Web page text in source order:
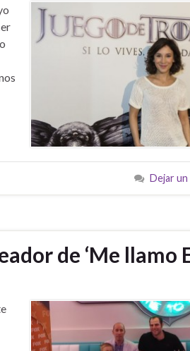
Dejar
de ‘Me llamo